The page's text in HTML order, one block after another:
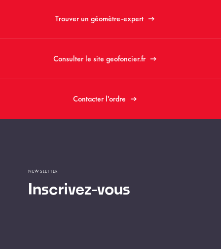
Trouver un géomètre-expert
Consulter le site geofoncier.fr
Contacter l'ordre
Inscrivez-vous
NEWSLETTER